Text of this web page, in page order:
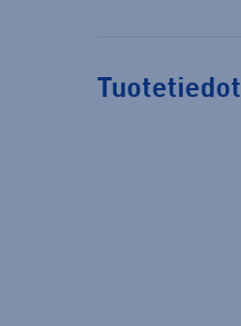
Tuotetiedot